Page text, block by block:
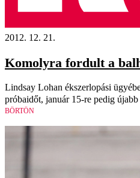
2012. 12. 21.
Komolyra fordult a
Lindsay Lohan ékszerlopási
próbaidőt, január 15-re pedig
BÖRTÖN